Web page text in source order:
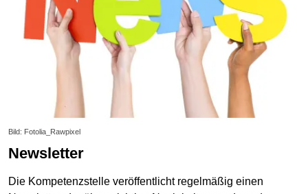
Bild: Fotolia_Rawpixel
Newsletter
Die Kompetenzstelle veröffentlicht regelmäßig einen